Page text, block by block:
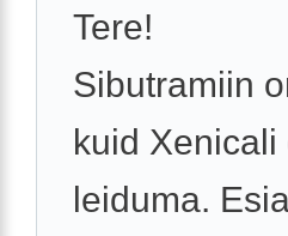
Tere!
Sibutramiin
kuid
leiduma.